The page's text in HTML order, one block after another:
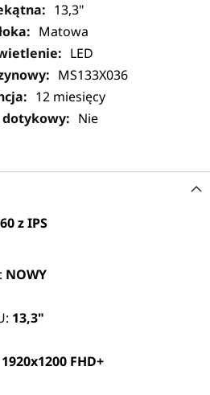
13,3"
Matowa
LED
MS133X036
12 miesięcy
Nie
z IPS
NOWY
13,3"
1920x1200 FHD+